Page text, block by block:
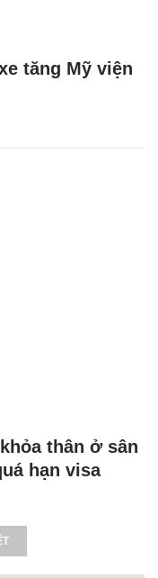
tăng Mỹ viện
thân ở sân
hạn visa